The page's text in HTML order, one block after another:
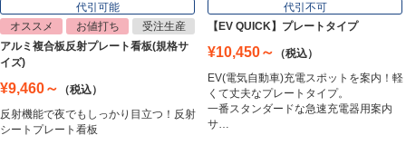
トラスコ中山
Trusco Nakayama
代引可能
オススメ
お値打ち
受注生産
アルミ複合板反射プレート看板(規格サ
イズ)
¥9,460～
（税込）
反射機能で夜でもしっかり目立つ！反射
シートプレート看板
代引不可
【EV QUICK】プレートタイプ
¥10,450～
（税込）
EV(電気自動車)充電スポットを案内！軽
くて丈夫なプレートタイプ。
一番スタンダードな急速充電器用案内
サ…